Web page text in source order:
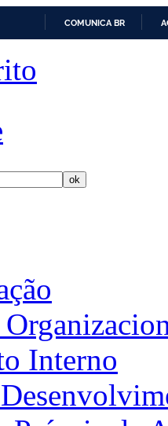
COMUNICA BR
Interno